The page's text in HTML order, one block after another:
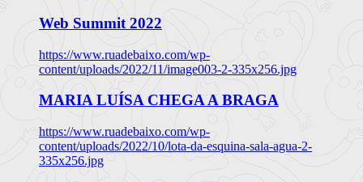
Web Summit 2022
https://www.ruadebaixo.com/wp-
content/uploads/2022/11/image003-2-335x256.jpg
MARIA LUÍSA CHEGA A BRAGA
https://www.ruadebaixo.com/wp-
content/uploads/2022/10/lota-da-esquina-sala-agua-2-
335x256.jpg